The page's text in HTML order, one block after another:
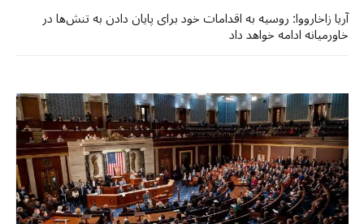
آریا زاخارووا: روسیه به اقدامات خود برای پایان دادن به تنش‌ها در
خاورمیانه ادامه خواهد داد